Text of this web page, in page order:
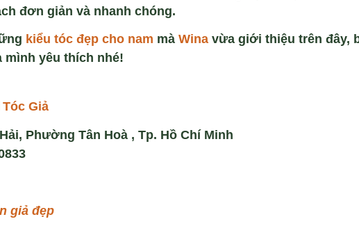
đơn giản và nhanh chóng.
kiểu tóc đẹp chonam mà Wina vừa giới thiệu trên đây,
mình yêu thích nhé!
Giả
Phường Tân Hoà , Tp. Hồ Chí Minh
giả đẹp